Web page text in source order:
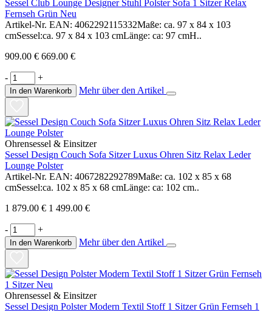
Sessel Club Lounge Designer Stuhl Polster Sofa 1 Sitzer Relax
Fernseh Grün Neu
Artikel-Nr. EAN: 4062292115332Maße: ca. 97 x 84 x 103
cmSessel:ca. 97 x 84 x 103 cmLänge: ca: 97 cmH..
909.00 € 669.00 €
- +
In den Warenkorb Mehr über den Artikel
Ohrensessel & Einsitzer
Sessel Design Couch Sofa Sitzer Luxus Ohren Sitz Relax Leder
Lounge Polster
Artikel-Nr. EAN: 4067282292789Maße: ca. 102 x 85 x 68
cmSessel:ca. 102 x 85 x 68 cmLänge: ca: 102 cm..
1 879.00 € 1 499.00 €
- +
In den Warenkorb Mehr über den Artikel
Ohrensessel & Einsitzer
Sessel Design Polster Modern Textil Stoff 1 Sitzer Grün Fernseh 1